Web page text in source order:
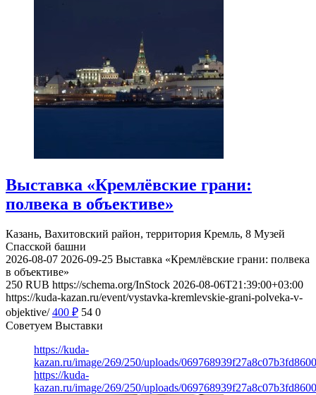
Выставка «Кремлёвские грани:
полвека в объективе»
Казань, Вахитовский район, территория Кремль, 8 Музей
Спасской башни
2026-08-07 2026-09-25 Выставка «Кремлёвские грани: полвека
в объективе»
250 RUB https://schema.org/InStock 2026-08-06T21:39:00+03:00
https://kuda-kazan.ru/event/vystavka-kremlevskie-grani-polveka-v-
objektive/ 400 ₽ 54 0
Советуем Выставки
https://kuda-
kazan.ru/image/269/250/uploads/
https://kuda-
kazan.ru/image/269/250/uploads/